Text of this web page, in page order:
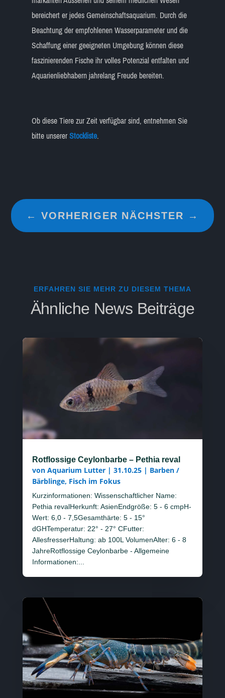
bereichert er jedes Gemeinschaftsaquarium. Durch die
Beachtung der empfohlenen Wasserparameter und die
Schaffung einer geeigneten Umgebung können diese
faszinierenden Fische ihr volles Potenzial entfalten und
Aquarienliebhabern jahrelang Freude bereiten.
Ob diese Tiere zur Zeit verfügbar sind, entnehmen Sie
bitte unsererStockliste.
←VORHERIGER NÄCHSTER →
ERFAHREN SIE MEHR ZU DIESEM THEMA
Ähnliche News Beiträge
Rotflossige Ceylonbarbe – Pethia reval
von Aquarium Lutter| 31.10.25| Barben /
Bärblinge, Fisch im Fokus
Kurzinformationen: Wissenschaftlicher Name:
Pethia revalHerkunft: AsienEndgröße: 5 - 6 cmpH-
Wert: 6,0 - 7,5Gesamthärte: 5 - 15°
dGHTemperatur: 22° - 27° CFutter:
AllesfresserHaltung: ab 100L VolumenAlter: 6 - 8
JahreRotflossige Ceylonbarbe - Allgemeine
Informationen:...